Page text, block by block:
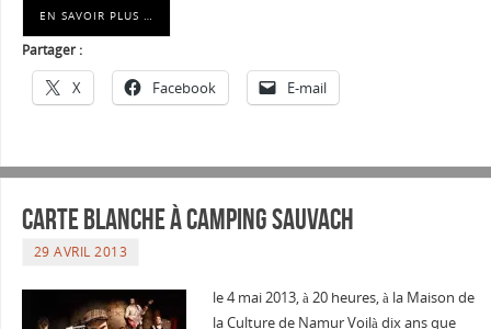
EN SAVOIR PLUS …
Partager :
X Facebook E-mail
Carte blanche à Camping Sauvach
29 AVRIL 2013
le 4 mai 2013, à 20 heures, à la Maison de
la Culture de Namur Voilà dix ans que